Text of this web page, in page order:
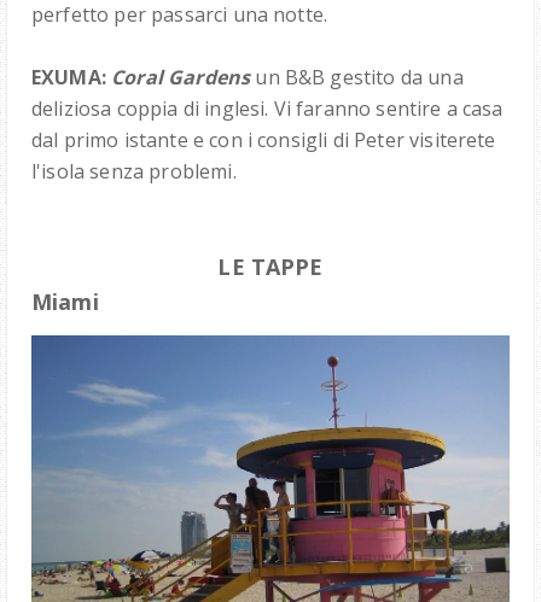
perfetto per passarci una notte.
EXUMA: Coral Gardensun B&B gestito da una
deliziosa coppia di inglesi. Vi faranno sentire a casa
dal primo istante e con i consigli di Peter visiterete
l'isola senza problemi.
LE TAPPE
Miami